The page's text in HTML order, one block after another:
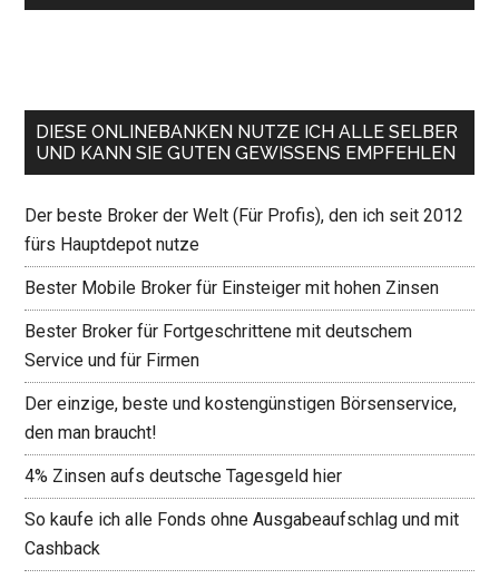
DIESE ONLINEBANKEN NUTZE ICH ALLE SELBER
UND KANN SIE GUTEN GEWISSENS EMPFEHLEN
Der beste Broker der Welt (Für Profis), den ich seit 2012
fürs Hauptdepot nutze
Bester Mobile Broker für Einsteiger mit hohen Zinsen
Bester Broker für Fortgeschrittene mit deutschem
Service und für Firmen
Der einzige, beste und kostengünstigen Börsenservice,
den man braucht!
4% Zinsen aufs deutsche Tagesgeld hier
So kaufe ich alle Fonds ohne Ausgabeaufschlag und mit
Cashback